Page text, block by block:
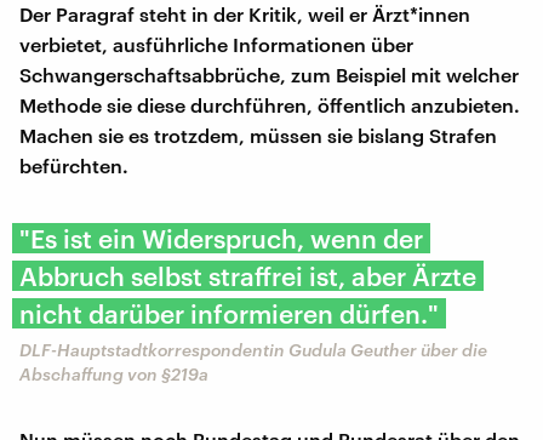
Der Paragraf steht in der Kritik, weil er Ärzt*innen
verbietet, ausführliche Informationen über
Schwangerschaftsabbrüche, zum Beispiel mit welcher
Methode sie diese durchführen, öffentlich anzubieten.
Machen sie es trotzdem, müssen sie bislang Strafen
befürchten.
"Es ist ein Widerspruch, wenn der
Abbruch selbst straffrei ist, aber Ärzte
nicht darüber informieren dürfen."
DLF-Hauptstadtkorrespondentin Gudula Geuther über die
Abschaffung von §219a